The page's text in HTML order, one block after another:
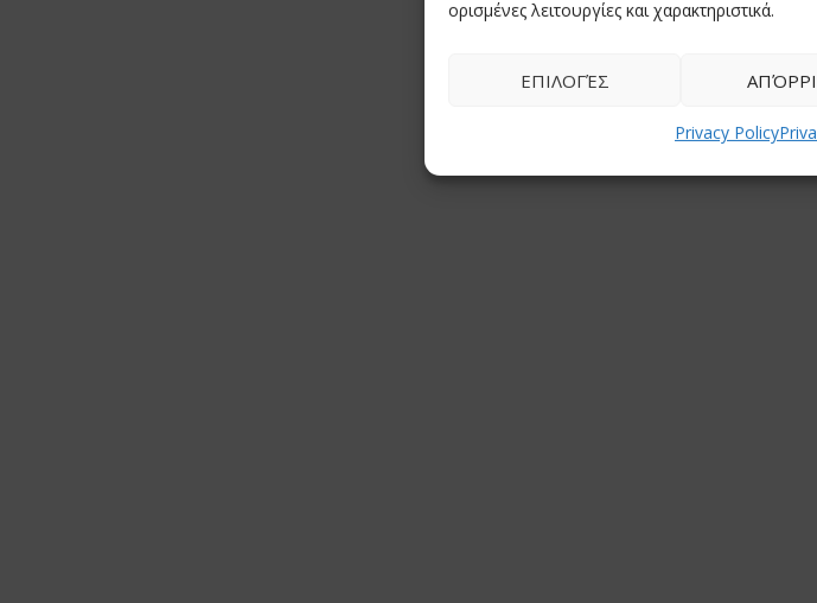
ορισμένες λειτουργίες και χαρακτηριστικά.
ΕΠΙΛΟΓΈΣ
Privacy Policy